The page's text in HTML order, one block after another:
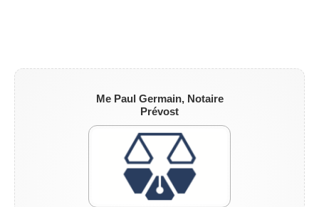
Me Paul Germain, Notaire
Prévost